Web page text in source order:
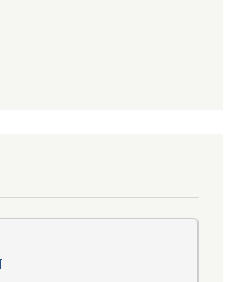
सा.सु.भत्ता प्राप्त गर्ने लाभग्राहिको विवरण